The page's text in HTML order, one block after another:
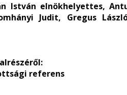
István elnökhelyettes,
Judit, Gregus
részéről:
referens